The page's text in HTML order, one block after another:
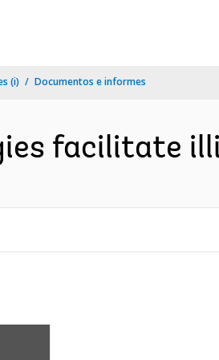
(i) Documentos e informes
facilitate